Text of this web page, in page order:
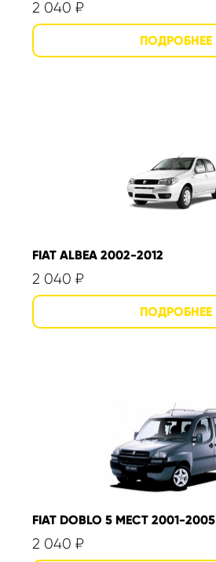
2 040 ₽
FIAT ALBEA 2002-2012
2 040 ₽
FIAT DOBLO 5 МЕСТ 2001-2005
2 040 ₽